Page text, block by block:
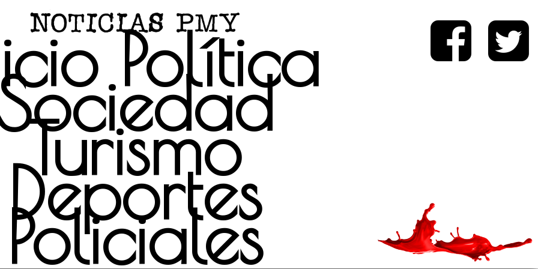
Política
Turismo
Deportes
Policiales